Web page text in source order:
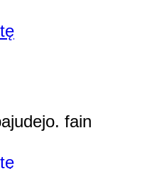
fain